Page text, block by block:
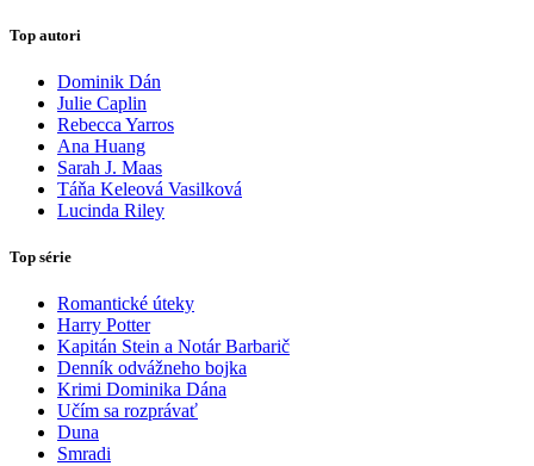
Top autori
Dominik Dán
Julie Caplin
Rebecca Yarros
Ana Huang
Sarah J. Maas
Táňa Keleová Vasilková
Lucinda Riley
Top série
Romantické úteky
Harry Potter
Kapitán Stein a Notár Barbarič
Denník odvážneho bojka
Krimi Dominika Dána
Učím sa rozprávať
Duna
Smradi